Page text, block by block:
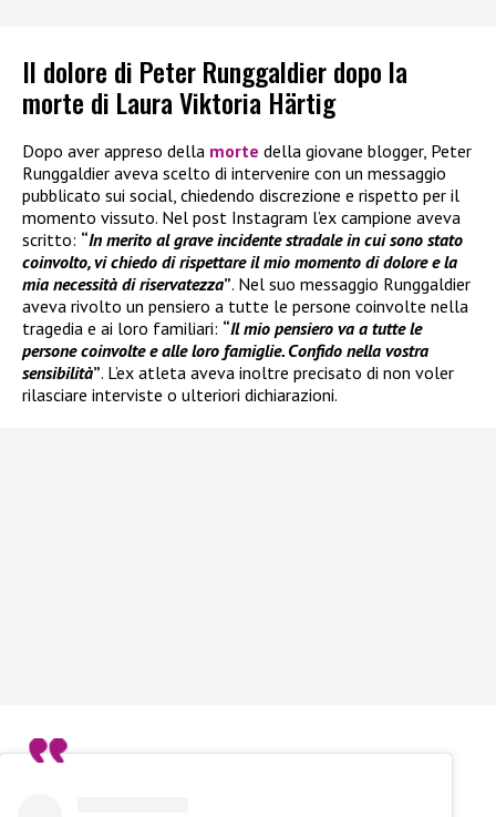
Il dolore di Peter Runggaldier dopo la
morte di Laura Viktoria Härtig
Dopo aver appreso della morte della giovane blogger, Peter
Runggaldier aveva scelto di intervenire con un messaggio
pubblicato sui social, chiedendo discrezione e rispetto per il
momento vissuto. Nel post Instagram l’ex campione aveva
scritto: “In merito al grave incidente stradale in cui sono stato
coinvolto, vi chiedo di rispettare il mio momento di dolore e la
mia necessità di riservatezza”. Nel suo messaggio Runggaldier
aveva rivolto un pensiero a tutte le persone coinvolte nella
tragedia e ai loro familiari: “Il mio pensiero va a tutte le
persone coinvolte e alle loro famiglie. Confido nella vostra
sensibilità”. L’ex atleta aveva inoltre precisato di non voler
rilasciare interviste o ulteriori dichiarazioni.